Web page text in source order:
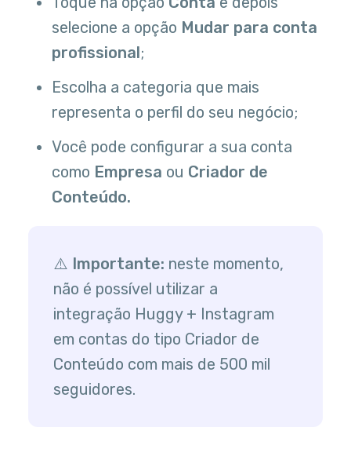
selecione a opção Mudar para conta
profissional;
Escolha a categoria que mais
representa o perfil do seu negócio;
Você pode configurar a sua conta
como Empresa ou Criador de
Conteúdo.
⚠️ Importante: neste momento,
não é possível utilizar a
integração Huggy + Instagram
em contas do tipo Criador de
Conteúdo com mais de 500 mil
seguidores.